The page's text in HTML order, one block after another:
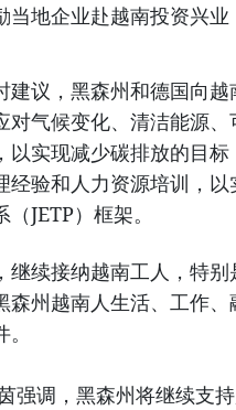
当地企业赴越南投资兴
建议，黑森州和德国向
对气候变化、清洁能源
以实现减少碳排放的目
经验和人力资源培训，
JETP）框架。
继续接纳越南工人，特
森州越南人生活、工作
强调，黑森州将继续支